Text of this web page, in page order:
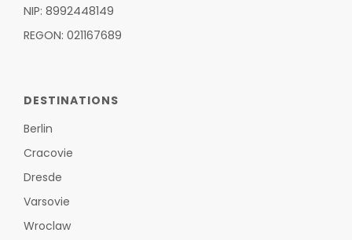
NIP: 8992448149
REGON: 021167689
DESTINATIONS
Berlin
Cracovie
Dresde
Varsovie
Wroclaw